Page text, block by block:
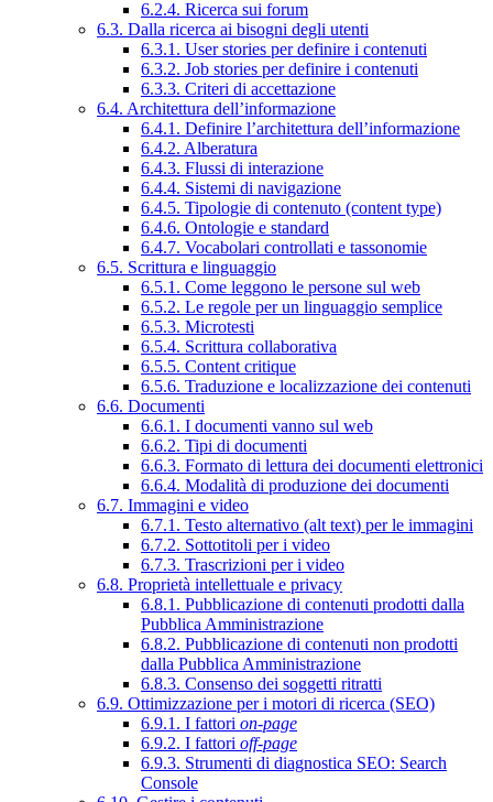
6.2.4. Ricerca sui forum
6.3. Dalla ricerca ai bisogni degli utenti
6.3.1. User stories per definire i contenuti
6.3.2. Job stories per definire i contenuti
6.3.3. Criteri di accettazione
6.4. Architettura dell’informazione
6.4.1. Definire l’architettura dell’informazione
6.4.2. Alberatura
6.4.3. Flussi di interazione
6.4.4. Sistemi di navigazione
6.4.5. Tipologie di contenuto (content type)
6.4.6. Ontologie e standard
6.4.7. Vocabolari controllati e tassonomie
6.5. Scrittura e linguaggio
6.5.1. Come leggono le persone sul web
6.5.2. Le regole per un linguaggio semplice
6.5.3. Microtesti
6.5.4. Scrittura collaborativa
6.5.5. Content critique
6.5.6. Traduzione e localizzazione dei contenuti
6.6. Documenti
6.6.1. I documenti vanno sul web
6.6.2. Tipi di documenti
6.6.3. Formato di lettura dei documenti elettronici
6.6.4. Modalità di produzione dei documenti
6.7. Immagini e video
6.7.1. Testo alternativo (alt text) per le immagini
6.7.2. Sottotitoli per i video
6.7.3. Trascrizioni per i video
6.8. Proprietà intellettuale e privacy
6.8.1. Pubblicazione di contenuti prodotti dalla
Pubblica Amministrazione
6.8.2. Pubblicazione di contenuti non prodotti
dalla Pubblica Amministrazione
6.8.3. Consenso dei soggetti ritratti
6.9. Ottimizzazione per i motori di ricerca (SEO)
6.9.1. I fattori on-page
6.9.2. I fattori off-page
6.9.3. Strumenti di diagnostica SEO: Search
Console